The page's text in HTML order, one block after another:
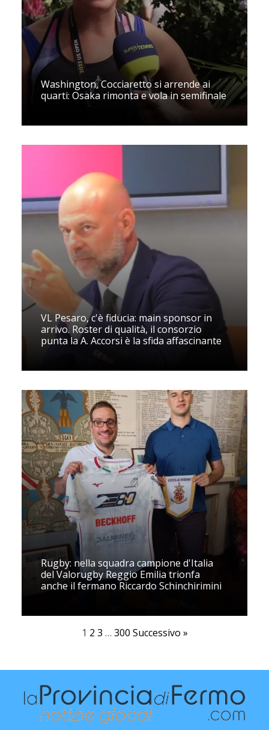
Washington, Cocciaretto si arrende ai
quarti: Osaka rimonta e vola in semifinale
VL Pesaro, c'è fiducia: main sponsor in
arrivo. Roster di qualità, il consorzio
punta la A. Accorsi è la sfida affascinante
Rugby: nella squadra campione d'Italia
del Valorugby Reggio Emilia trionfa
anche il fermano Riccardo Schinchirimini
1 2 3 … 300 Successivo »